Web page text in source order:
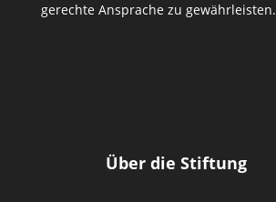
gerechte Ansprache zu gewährleisten.
Über die Stiftung